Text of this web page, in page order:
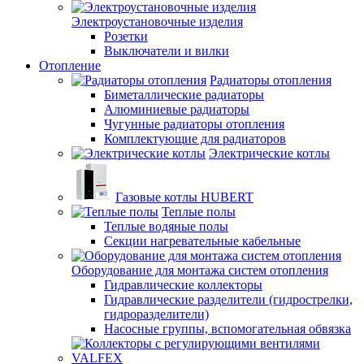
Электроустановочные изделия
Розетки
Выключатели и вилки
Отопление
Радиаторы отопления
Биметаллические радиаторы
Алюминиевые радиаторы
Чугунные радиаторы отопления
Комплектующие для радиаторов
Электрические котлы
Газовые котлы HUBERT
Теплые полы
Теплые водяные полы
Секции нагревательные кабельные
Оборудование для монтажа систем отопления
Гидравлические коллекторы
Гидравлические разделители (гидрострелки,
гидроразделители)
Насосные группы, вспомогательная обвязка